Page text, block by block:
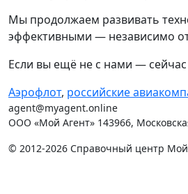
Мы продолжаем развивать
эффективными — независимо
Если вы ещё не с нами —
Аэрофлот, российские
agent@myagent.online
ООО «Мой Агент» 143966,
© 2012-2026 Справочный центр